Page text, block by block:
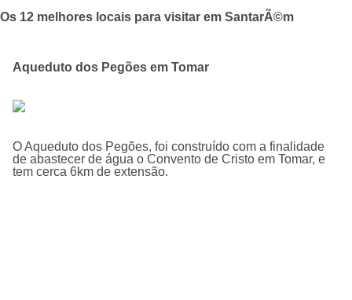
Os 12 melhores locais para visitar em SantarÃ©m
Aqueduto dos Pegões em Tomar
O Aqueduto dos Pegões, foi construí­do com a finalidade
de abastecer de água o Convento de Cristo em Tomar, e
tem cerca 6km de extensão.